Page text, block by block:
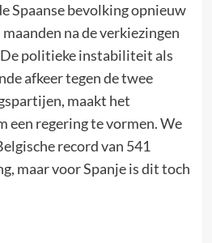
Spaanse bevolking opnieuw
na de verkiezingen
politieke instabiliteit als
afkeer tegen de twee
maakt het
een regering te vormen. We
record van 541
maar voor Spanje is dit toch